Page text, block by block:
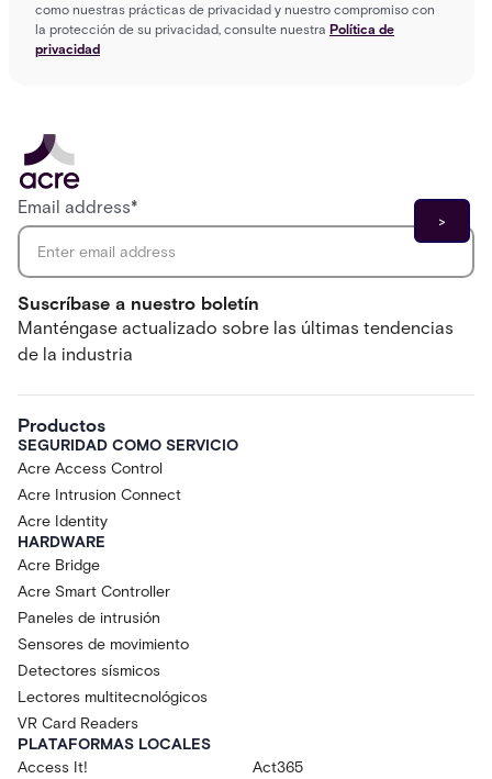
como nuestras prácticas de privacidad y nuestro compromiso con
la protección de su privacidad, consulte nuestra Política de
privacidad
Suscríbase a nuestro boletín
Manténgase actualizado sobre las últimas tendencias
de la industria
Email address*
Productos
SEGURIDAD COMO SERVICIO
Acre Access Control
Acre Intrusion Connect
Acre Identity
HARDWARE
Acre Bridge
Acre Smart Controller
Paneles de intrusión
Sensores de movimiento
Detectores sísmicos
Lectores multitecnológicos
VR Card Readers
PLATAFORMAS LOCALES
Access It!
Act365